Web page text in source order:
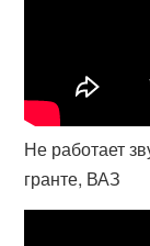
Не работает
гранте, ВАЗ